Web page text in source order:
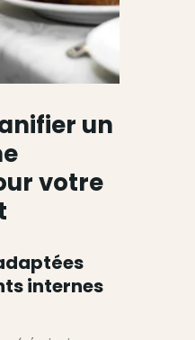
un
votre
internes